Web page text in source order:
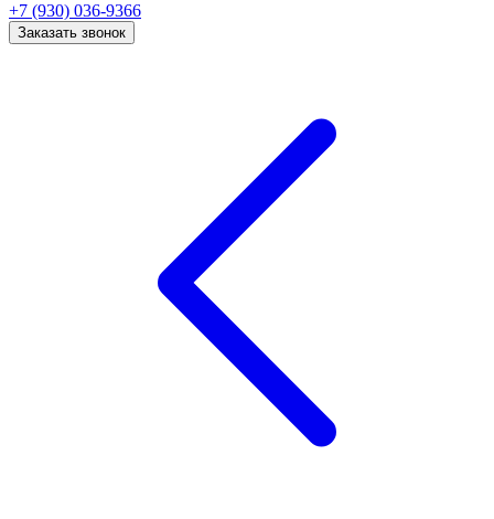
+7 (930) 036-9366
Заказать звонок